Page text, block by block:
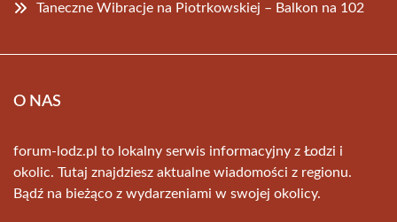
Taneczne Wibracje na Piotrkowskiej – Balkon na 102
O NAS
forum-lodz.pl to lokalny serwis informacyjny z Łodzi i
okolic. Tutaj znajdziesz aktualne wiadomości z regionu.
Bądź na bieżąco z wydarzeniami w swojej okolicy.